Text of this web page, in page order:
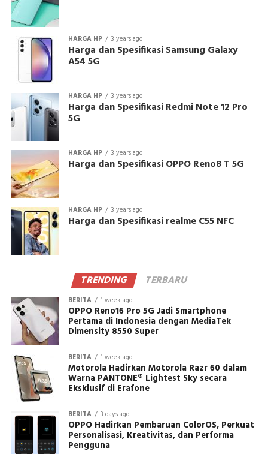
HARGA HP 3 years ago
Harga dan Spesifikasi Samsung Galaxy
A54 5G
HARGA HP 3 years ago
Harga dan Spesifikasi Redmi Note 12 Pro
5G
HARGA HP 3 years ago
Harga dan Spesifikasi OPPO Reno8 T 5G
HARGA HP 3 years ago
Harga dan Spesifikasi realme C55 NFC
TRENDING TERBARU
BERITA 1 week ago
OPPO Reno16 Pro 5G Jadi Smartphone
Pertama di Indonesia dengan MediaTek
Dimensity 8550 Super
BERITA 1 week ago
Motorola Hadirkan Motorola Razr 60 dalam
Warna PANTONE® Lightest Sky secara
Eksklusif di Erafone
BERITA 3 days ago
OPPO Hadirkan Pembaruan ColorOS, Perkuat
Personalisasi, Kreativitas, dan Performa
Pengguna